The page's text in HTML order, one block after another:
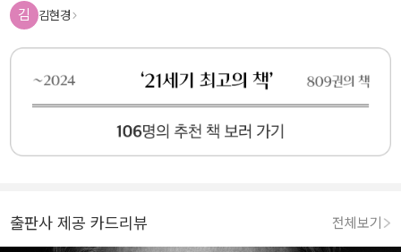
김 김현경
출판사 제공 카드리뷰 전체보기